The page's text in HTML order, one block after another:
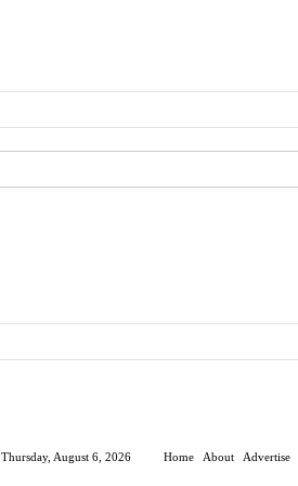
Thursday, August 6, 2026 Home About Advertise